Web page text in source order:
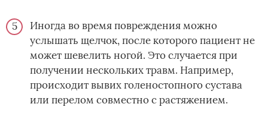
Иногда во время повреждения можно
услышать щелчок, после которого пациент не
может шевелить ногой. Это случается при
получении нескольких травм. Например,
происходит вывих голеностопного сустава
или перелом совместно с растяжением.